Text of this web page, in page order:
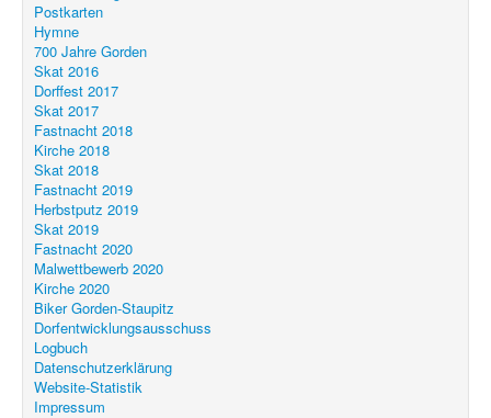
Postkarten
Hymne
700 Jahre Gorden
Skat 2016
Dorffest 2017
Skat 2017
Fastnacht 2018
Kirche 2018
Skat 2018
Fastnacht 2019
Herbstputz 2019
Skat 2019
Fastnacht 2020
Malwettbewerb 2020
Kirche 2020
Biker Gorden-Staupitz
Dorfentwicklungsausschuss
Logbuch
Datenschutzerklärung
Website-Statistik
Impressum